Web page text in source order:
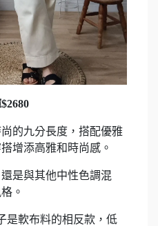
的九分長度，搭配優雅
增添高雅和時尚感。
是與其他中性色調混
。
是軟布料的相反款，低